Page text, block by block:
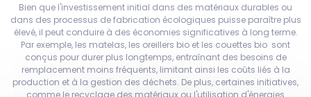
Bien que l'investissement initial dans des matériaux durables ou
dans des processus de fabrication écologiques puisse paraître plus
élevé, il peut conduire à des économies significatives à long terme.
Par exemple, les matelas, les oreillers bio et les couettes bio sont
conçus pour durer plus longtemps, entraînant des besoins de
remplacement moins fréquents, limitant ainsi les coûts liés à la
production et à la gestion des déchets. De plus, certaines initiatives,
comme le recyclage des matériaux ou l'utilisation d'énergies